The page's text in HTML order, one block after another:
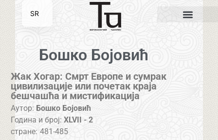
Бошко Бојовић
Жак Хогар: Смрт Европе и сумрак
цивилизације или почетак краја
бешчашћа и мистификација
Аутор: Бошко Бојовић
Година и број:XLVII - 2
стране: 481-485
SR
EN